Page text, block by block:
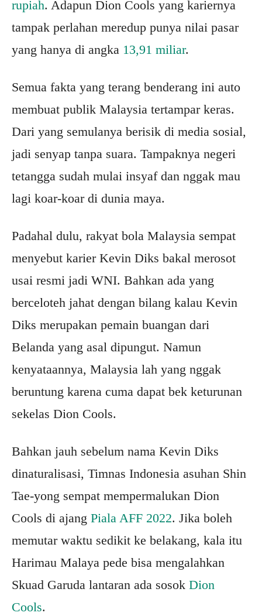
rupiah. Adapun Dion Cools yang kariernya
tampak perlahan meredup punya nilai pasar
yang hanya di angka 13,91 miliar.
Semua fakta yang terang benderang ini auto
membuat publik Malaysia tertampar keras.
Dari yang semulanya berisik di media sosial,
jadi senyap tanpa suara. Tampaknya negeri
tetangga sudah mulai insyaf dan nggak mau
lagi koar-koar di dunia maya.
Padahal dulu, rakyat bola Malaysia sempat
menyebut karier Kevin Diks bakal merosot
usai resmi jadi WNI. Bahkan ada yang
berceloteh jahat dengan bilang kalau Kevin
Diks merupakan pemain buangan dari
Belanda yang asal dipungut. Namun
kenyataannya, Malaysia lah yang nggak
beruntung karena cuma dapat bek keturunan
sekelas Dion Cools.
Bahkan jauh sebelum nama Kevin Diks
dinaturalisasi, Timnas Indonesia asuhan Shin
Tae-yong sempat mempermalukan Dion
Cools di ajang Piala AFF 2022. Jika boleh
memutar waktu sedikit ke belakang, kala itu
Harimau Malaya pede bisa mengalahkan
Skuad Garuda lantaran ada sosok Dion
Cools.